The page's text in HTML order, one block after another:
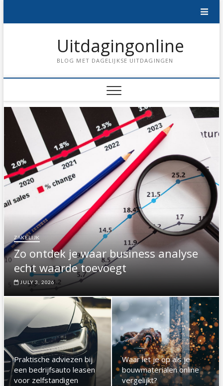
Uitdagingonline
BLOG MET DAGELIJKSE UITDAGINGEN
ZAKELIJK
Zo ontdek je waar business analyse
echt waarde toevoegt
JULY 3, 2026
Praktische adviezen bij
een bedrijfsauto leasen
voor zelfstandigen
Waar let je op als je
bouwmaterialen online
vergelijkt?